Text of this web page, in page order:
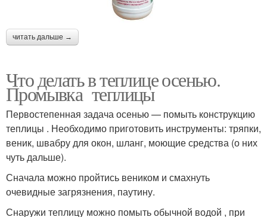
читать дальше →
Что делать в теплице осенью.
Промывка теплицы
Первостепенная задача осенью — помыть конструкцию
теплицы . Необходимо приготовить инструменты: тряпки,
веник, швабру для окон, шланг, моющие средства (о них
чуть дальше).
Сначала можно пройтись веником и смахнуть
очевидные загрязнения, паутину.
Снаружи теплицу можно помыть обычной водой , при